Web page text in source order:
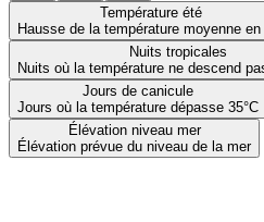
Température été
Hausse de la température moyenne
Nuits tropicales
Nuits où la température ne descend
Jours de canicule
Jours où la température dépasse 35°C
Élévation niveau mer
Élévation prévue du niveau de la mer